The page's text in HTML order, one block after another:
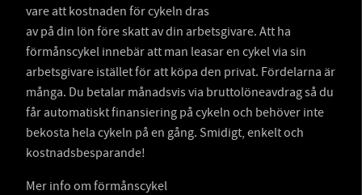
vare att kostnaden för cykeln dras
av på din lön före skatt av din arbetsgivare. Att ha
förmånscykel innebär att man leasar en cykel via sin
arbetsgivare istället för att köpa den privat. Fördelarna är
många. Du betalar månadsvis via bruttolöneavdrag så du
får automatiskt finansiering på cykeln och behöver inte
bekosta hela cykeln på en gång. Smidigt, enkelt och
kostnadsbesparande!
Mer info om förmånscykel